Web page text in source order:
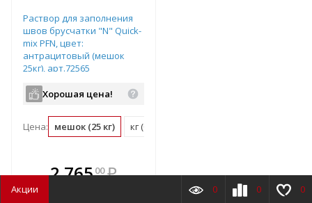
Раствор для заполнения
швов брусчатки "N" Quick-
mix PFN, цвет:
антрацитовый (мешок
25кг), арт.72565
Хорошая цена!
Цена: мешок (25 кг) кг (0.04 мешок)
2 76500 ₽
всегда выгоднее!
Акции 0 0 0